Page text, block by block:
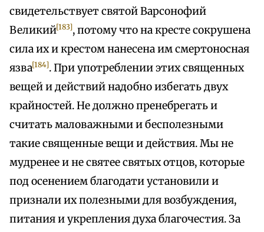
свидетельствует святой Варсонофий
Великий[183], потому что на кресте сокрушена
сила их и крестом нанесена им смертоносная
язва[184]. При употреблении этих священных
вещей и действий надобно избегать двух
крайностей. Не должно пренебрегать и
считать маловажными и бесполезными
такие священные вещи и действия. Мы не
мудренее и не святее святых отцов, которые
под осенением благодати установили и
признали их полезными для возбуждения,
питания и укрепления духа благочестия. За